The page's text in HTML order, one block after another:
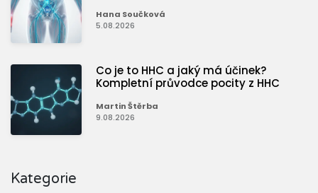
Hana Součková
5.08.2026
Co je to HHC a jaký má účinek?
Kompletní průvodce pocity z HHC
Martin Štěrba
9.08.2026
Kategorie